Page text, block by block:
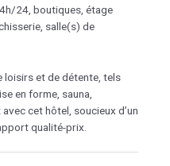
24, boutiques, étage
salle(s) de
loisirs et de détente, tels
en forme, sauna,
cet hôtel, soucieux d’un
qualité-prix.